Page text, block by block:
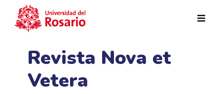
Revista Nova et
Vetera